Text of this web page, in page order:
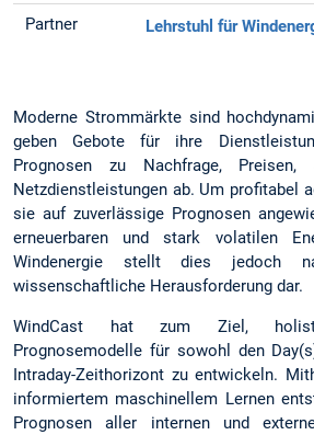
Partner Lehrstuhl für
Moderne Strommärkte sind
geben Gebote für ihre
Prognosen zu Nachfrage, Preisen,
Netzdienstleistungen ab. Um profitabel
sie auf zuverlässige Prognosen
erneuerbaren und stark volatilen
Windenergie stellt dies jedoch
wissenschaftliche Herausforderung dar.
WindCast hat zum Ziel,
Prognosemodelle für sowohl den
Intraday-Zeithorizont zu entwickeln.
informiertem maschinellem Lernen
Prognosen aller internen und